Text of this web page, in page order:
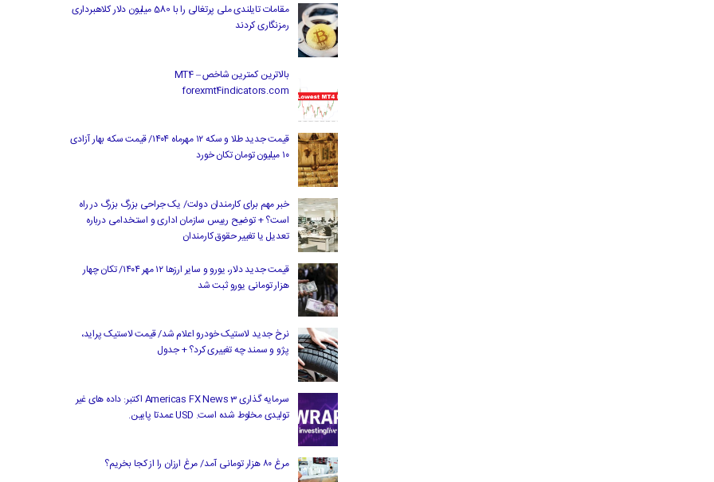
مقامات تایلندی ملی پرتغالی را با 580 میلیون دلار کلاهبرداری
رمزنگاری کردند
بالاترین کمترین شاخص MT4 –
forexmt4indicators.com
قیمت جدید طلا و سکه ۱۲ مهرماه ۱۴۰۴/ قیمت سکه بهار آزادی
۱۰ میلیون تومان تکان خورد
خبر مهم برای کارمندان دولت/ یک جراحی بزرگ بزرگ در راه
است؟ + توضیح رییس سازمان اداری و استخدامی درباره
تعدیل یا تغییر حقوق کارمندان
قیمت جدید دلار، یورو و سایر ارزها ۱۲ مهر ۱۴۰۴/ تکان چهار
هزار تومانی یورو ثبت شد
نرخ جدید لاستیک خودرو اعلام شد/ قیمت لاستیک پراید،
پژو و سمند چه تغییری کرد؟ + جدول
سرمایه گذاری Americas FX News 3 اکتبر: داده های غیر
تولیدی مخلوط شده است. USD عمدتا پایین.
مرغ ۸۰ هزار تومانی آمد/ مرغ ارزان را از کجا بخریم؟